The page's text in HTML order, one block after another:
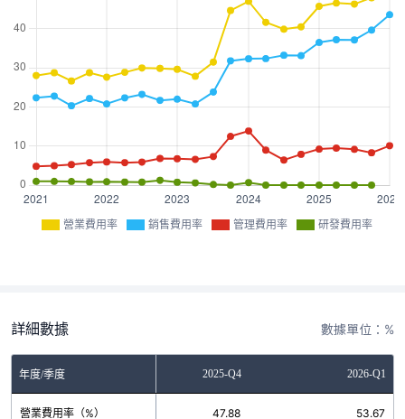
營業費用率 銷售費用率 管理費用率 研發費用率
詳細數據 數據單位：%
年度/季度2025-Q3 2025-Q4 2026-Q1
營業費用率（%）
46.25 47.88 53.67